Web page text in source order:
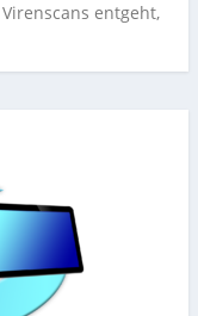
entgeht,